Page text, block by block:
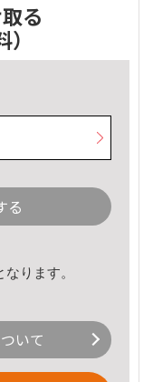
る
る
ります。
いて